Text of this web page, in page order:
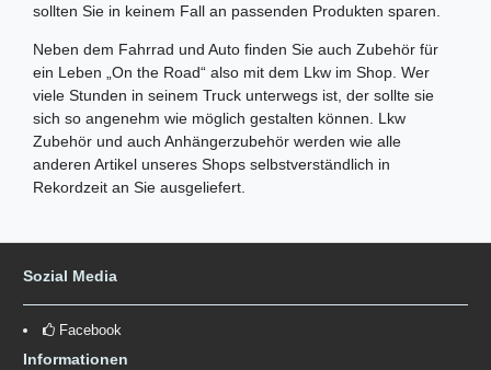
sollten Sie in keinem Fall an passenden Produkten sparen.
Neben dem Fahrrad und Auto finden Sie auch Zubehör für
ein Leben „On the Road“ also mit dem Lkw im Shop. Wer
viele Stunden in seinem Truck unterwegs ist, der sollte sie
sich so angenehm wie möglich gestalten können. Lkw
Zubehör und auch Anhängerzubehör werden wie alle
anderen Artikel unseres Shops selbstverständlich in
Rekordzeit an Sie ausgeliefert.
Sozial Media
Facebook
Informationen